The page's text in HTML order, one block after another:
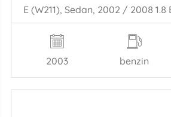
E (W211), Sedan, 2002 / 2008 1.8
2003 benzin